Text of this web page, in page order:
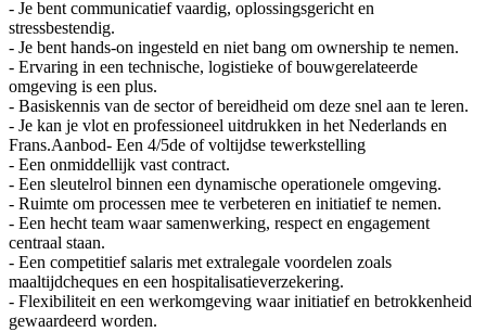
- Je bent communicatief vaardig, oplossingsgericht en
stressbestendig.
- Je bent hands-on ingesteld en niet bang om ownership te nemen.
- Ervaring in een technische, logistieke of bouwgerelateerde
omgeving is een plus.
- Basiskennis van de sector of bereidheid om deze snel aan te leren.
- Je kan je vlot en professioneel uitdrukken in het Nederlands en
Frans.Aanbod- Een 4/5de of voltijdse tewerkstelling
- Een onmiddellijk vast contract.
- Een sleutelrol binnen een dynamische operationele omgeving.
- Ruimte om processen mee te verbeteren en initiatief te nemen.
- Een hecht team waar samenwerking, respect en engagement
centraal staan.
- Een competitief salaris met extralegale voordelen zoals
maaltijdcheques en een hospitalisatieverzekering.
- Flexibiliteit en een werkomgeving waar initiatief en betrokkenheid
gewaardeerd worden.